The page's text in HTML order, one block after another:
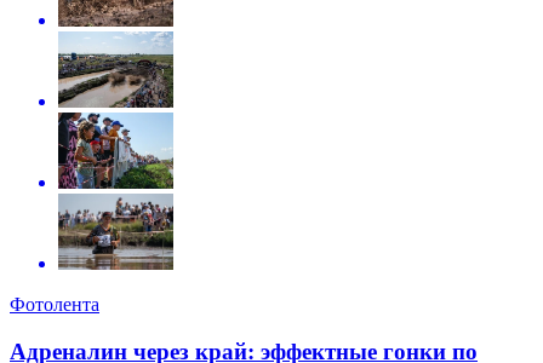
Фотолента
Адреналин через край: эффектные гонки по